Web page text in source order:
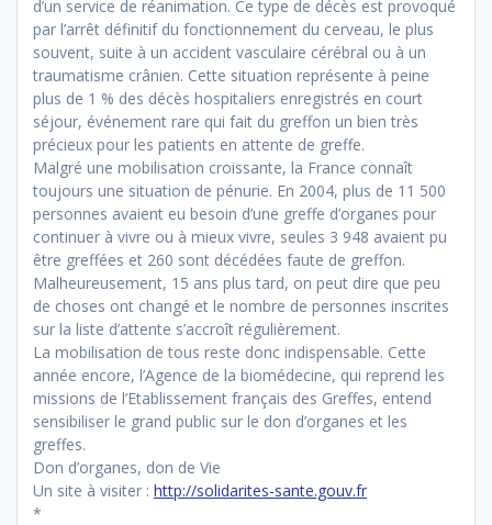
d’un service de réanimation. Ce type de décès est provoqué
par l’arrêt définitif du fonctionnement du cerveau, le plus
souvent, suite à un accident vasculaire cérébral ou à un
traumatisme crânien. Cette situation représente à peine
plus de 1 % des décès hospitaliers enregistrés en court
séjour, événement rare qui fait du greffon un bien très
précieux pour les patients en attente de greffe.
Malgré une mobilisation croissante, la France connaît
toujours une situation de pénurie. En 2004, plus de 11 500
personnes avaient eu besoin d’une greffe d’organes pour
continuer à vivre ou à mieux vivre, seules 3 948 avaient pu
être greffées et 260 sont décédées faute de greffon.
Malheureusement, 15 ans plus tard, on peut dire que peu
de choses ont changé et le nombre de personnes inscrites
sur la liste d’attente s’accroît régulièrement.
La mobilisation de tous reste donc indispensable. Cette
année encore, l’Agence de la biomédecine, qui reprend les
missions de l’Etablissement français des Greffes, entend
sensibiliser le grand public sur le don d’organes et les
greffes.
Don d’organes, don de Vie
Un site à visiter : http://solidarites-sante.gouv.fr
*